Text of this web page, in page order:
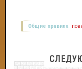
Общие правила